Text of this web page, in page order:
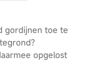
gordijnen toe te
opgelost